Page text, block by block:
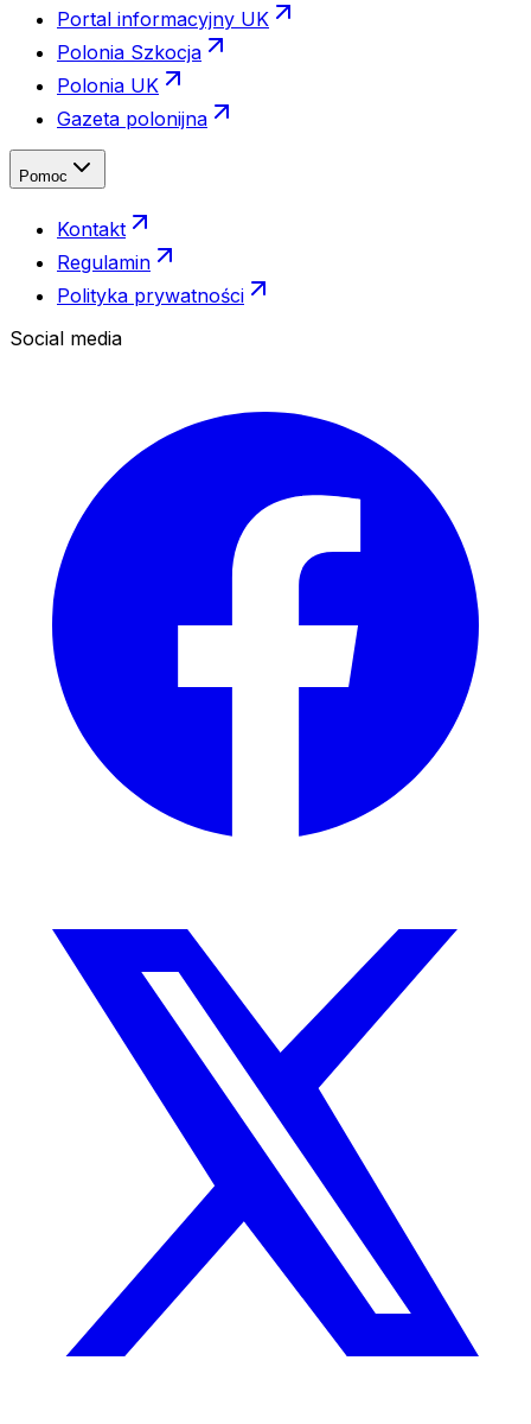
Portal informacyjny UK
Polonia Szkocja
Polonia UK
Gazeta polonijna
Pomoc
Kontakt
Regulamin
Polityka prywatności
Social media